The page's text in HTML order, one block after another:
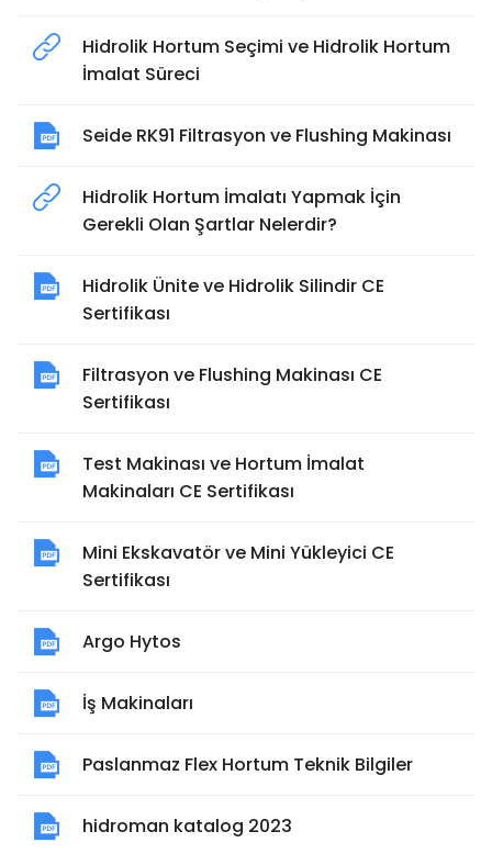
Hidrolik Hortum Seçimi ve Hidrolik Hortum
İmalat Süreci
Seide RK91 Filtrasyon ve Flushing Makinası
Hidrolik Hortum İmalatı Yapmak İçin
Gerekli Olan Şartlar Nelerdir?
Hidrolik Ünite ve Hidrolik Silindir CE
Sertifikası
Filtrasyon ve Flushing Makinası CE
Sertifikası
Test Makinası ve Hortum İmalat
Makinaları CE Sertifikası
Mini Ekskavatör ve Mini Yükleyici CE
Sertifikası
Argo Hytos
İş Makinaları
Paslanmaz Flex Hortum Teknik Bilgiler
hidroman katalog 2023